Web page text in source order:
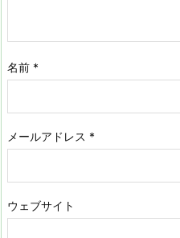
名前 *
メールアドレス *
ウェブサイト